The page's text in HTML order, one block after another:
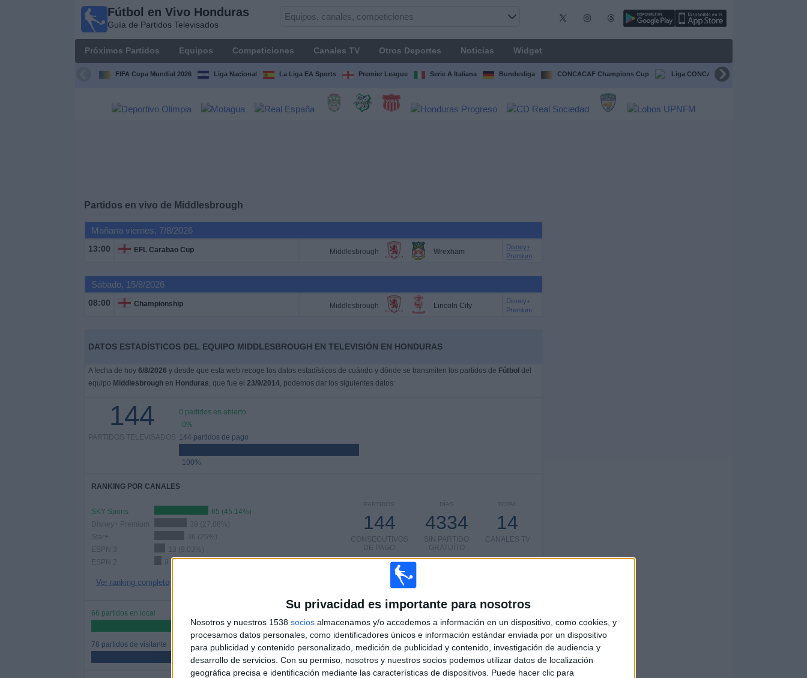
Su privacidad es importante para nosotros
Nosotros y nuestros 1538 socios almacenamos y/o accedemos a información en un dispositivo, como cookies, y
procesamos datos personales, como identificadores únicos e información estándar enviada por un dispositivo
para publicidad y contenido personalizado, medición de publicidad y contenido, investigación de audiencia y
desarrollo de servicios. Con su permiso, nosotros y nuestros socios podemos utilizar datos de localización
geográfica precisa e identificación mediante las características de dispositivos. Puede hacer clic para
Fútbol en Vivo Honduras
Guía de Partidos Televisados
Próximos Partidos Equipos Competiciones Canales TV Otros Deportes Noticias Widget
FIFA Copa Mundial 2026 Liga Nacional La Liga EA Sports Premier League Serie A Italiana Bundesliga CONCACAF Champions Cup Liga CONCACAF
Partidos en vivo de Middlesbrough
Mañana viernes, 7/8/2026
13:00 EFL Carabao Cup Middlesbrough Wrexham
Disney+
Premium
Sábado, 15/8/2026
08:00 Championship Middlesbrough Lincoln City
Disney+
Premium
DATOS ESTADÍSTICOS DEL EQUIPO MIDDLESBROUGH EN TELEVISIÓN EN HONDURAS
A fecha de hoy 6/8/2026 y desde que esta web recoge los datos estadísticos de cuándo y dónde se transmiten los partidos de Fútbol del
equipo Middlesbroughen Honduras, que fue el 23/9/2014, podemos dar los siguientes datos:
144
PARTIDOS TELEVISADOS
0 partidos en abierto
0%
144 partidos de pago
100%
RANKING POR CANALES
SKY Sports
65 (45.14%)
Disney+ Premium
39 (27.08%)
Star+
36 (25%)
ESPN 3
13 (9.03%)
ESPN 2
9 (6.25%)
Ver ranking completo
TOTAL
14
CANALES TV
DÍAS
4334
SIN PARTIDO
GRATUÍTO
PARTIDOS
144
CONSECUTIVOS
DE PAGO
66 partidos en local
45.83%
78 partidos de visitante
54.17%
TOTAL
46
RIVALES
MÁXIMO
9
TOTAL
4
COMPETICIONES
Fútbol en
Honduras